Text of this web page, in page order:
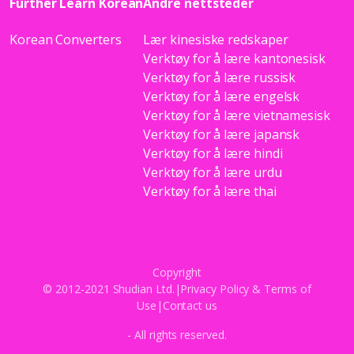
Korean Converters
Lær kinesiske redskaper
Verktøy for å lære kantonesisk
Verktøy for å lære russisk
Verktøy for å lære engelsk
Verktøy for å lære vietnamesisk
Verktøy for å lære japansk
Verktøy for å lære hindi
Verktøy for å lære urdu
Verktøy for å lære thai
Copyright
© 2012-2021 Shudian Ltd.|Privacy Policy & Terms of
Use | Contact us
- All rights reserved.